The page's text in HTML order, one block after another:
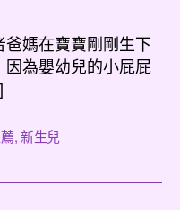
媽在寶寶剛剛生下
為嬰幼兒的小屁屁
,新生兒